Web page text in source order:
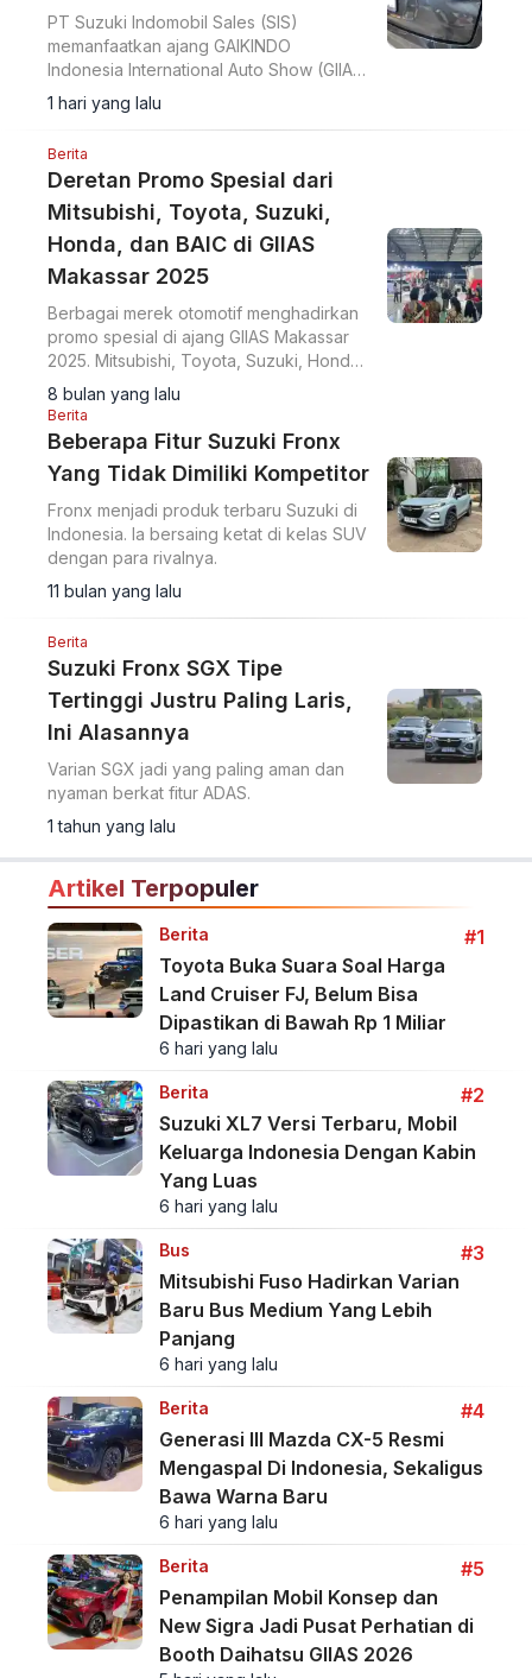
PT Suzuki Indomobil Sales (SIS)
memanfaatkan ajang GAIKINDO
Indonesia International Auto Show (GIIAS)
2026 untuk menegaskan komitmennya
terhadap elektrifikasi.
1 hari yang lalu
Berita
Deretan Promo Spesial dari
Mitsubishi, Toyota, Suzuki,
Honda, dan BAIC di GIIAS
Makassar 2025
Berbagai merek otomotif menghadirkan
promo spesial di ajang GIIAS Makassar
2025. Mitsubishi, Toyota, Suzuki, Honda,
dan BAIC menawarkan beragam program
penjualan menarik dengan bonus
eksklusif.
8 bulan yang lalu
Berita
Beberapa Fitur Suzuki Fronx
Yang Tidak Dimiliki Kompetitor
Fronx menjadi produk terbaru Suzuki di
Indonesia. Ia bersaing ketat di kelas SUV
dengan para rivalnya.
11 bulan yang lalu
Berita
Suzuki Fronx SGX Tipe
Tertinggi Justru Paling Laris,
Ini Alasannya
Varian SGX jadi yang paling aman dan
nyaman berkat fitur ADAS.
1 tahun yang lalu
Artikel Terpopuler
Berita
#1
Toyota Buka Suara Soal Harga
Land Cruiser FJ, Belum Bisa
Dipastikan di Bawah Rp 1 Miliar
6 hari yang lalu
Berita
#2
Suzuki XL7 Versi Terbaru, Mobil
Keluarga Indonesia Dengan Kabin
Yang Luas
6 hari yang lalu
Bus
#3
Mitsubishi Fuso Hadirkan Varian
Baru Bus Medium Yang Lebih
Panjang
6 hari yang lalu
Berita
#4
Generasi III Mazda CX-5 Resmi
Mengaspal Di Indonesia, Sekaligus
Bawa Warna Baru
6 hari yang lalu
Berita
#5
Penampilan Mobil Konsep dan
New Sigra Jadi Pusat Perhatian di
Booth Daihatsu GIIAS 2026